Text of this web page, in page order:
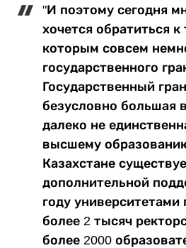
"И поэтому сегодня
хочется обратиться
которым совсем
государственного
Государственный
безусловно большая
далеко не
высшему
Казахстане
дополнительной
году университетами
более 2 тысяч
более 2000